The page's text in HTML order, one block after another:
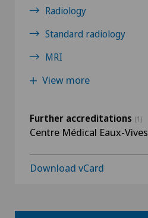
Radiology
Standard radiology
MRI
View more
Further accreditations (1)
Centre Médical Eaux-Vives
Download vCard